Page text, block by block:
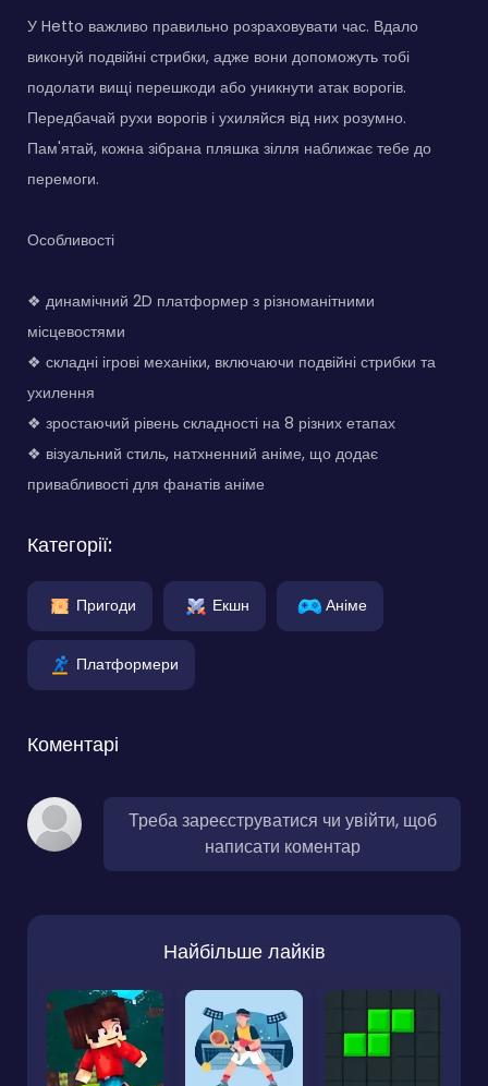
У Hetto важливо правильно розраховувати час. Вдало
виконуй подвійні стрибки, адже вони допоможуть тобі
подолати вищі перешкоди або уникнути атак ворогів.
Передбачай рухи ворогів і ухиляйся від них розумно.
Пам'ятай, кожна зібрана пляшка зілля наближає тебе до
перемоги.
Особливості
❖ динамічний 2D платформер з різноманітними
місцевостями
❖ складні ігрові механіки, включаючи подвійні стрибки та
ухилення
❖ зростаючий рівень складності на 8 різних етапах
❖ візуальний стиль, натхненний аніме, що додає
привабливості для фанатів аніме
Категорії:
Пригоди Екшн Аніме
Платформери
Коментарі
Треба зареєструватися чи увійти, щоб
написати коментар
Найбільше лайків